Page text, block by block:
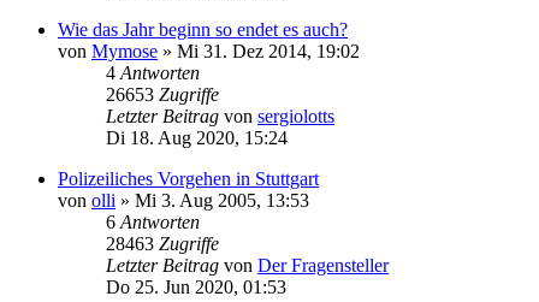
Wie das Jahr beginn so endet es auch?
von Mymose » Mi 31. Dez 2014, 19:02
4 Antworten
26653 Zugriffe
Letzter Beitrag von sergiolotts
Di 18. Aug 2020, 15:24
Polizeiliches Vorgehen in Stuttgart
von olli » Mi 3. Aug 2005, 13:53
6 Antworten
28463 Zugriffe
Letzter Beitrag von Der Fragensteller
Do 25. Jun 2020, 01:53